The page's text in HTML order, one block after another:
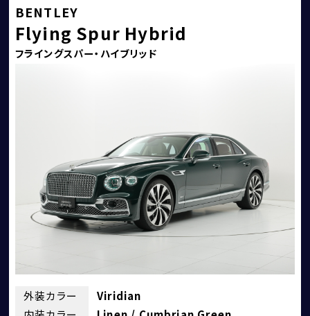
勧誘方針
BENTLEY
Flying Spur Hybrid
フライングスパー・ハイブリッド
外装カラー
Viridian